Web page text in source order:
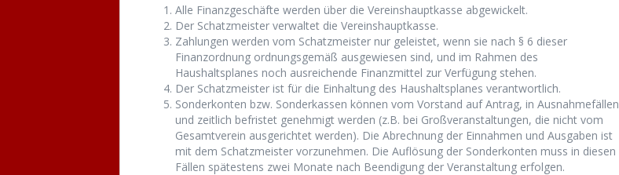
Alle Finanzgeschäfte werden über die Vereinshauptkasse abgewickelt.
Der Schatzmeister verwaltet die Vereinshauptkasse.
Zahlungen werden vom Schatzmeister nur geleistet, wenn sie nach § 6 dieser
Finanzordnung ordnungsgemäß ausgewiesen sind, und im Rahmen des
Haushaltsplanes noch ausreichende Finanzmittel zur Verfügung stehen.
Der Schatzmeister ist für die Einhaltung des Haushaltsplanes verantwortlich.
Sonderkonten bzw. Sonderkassen können vom Vorstand auf Antrag, in Ausnahmefällen
und zeitlich befristet genehmigt werden (z.B. bei Großveranstaltungen, die nicht vom
Gesamtverein ausgerichtet werden). Die Abrechnung der Einnahmen und Ausgaben ist
mit dem Schatzmeister vorzunehmen. Die Auflösung der Sonderkonten muss in diesen
Fällen spätestens zwei Monate nach Beendigung der Veranstaltung erfolgen.